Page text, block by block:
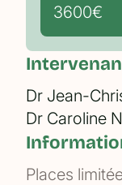
3600€
Dr Jean-
Dr Caroline
Places